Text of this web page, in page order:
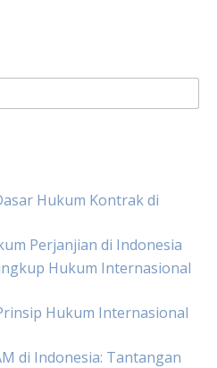
Hukum Kontrak di
Perjanjian di Indonesia
Hukum Internasional
Hukum Internasional
di Indonesia: Tantangan